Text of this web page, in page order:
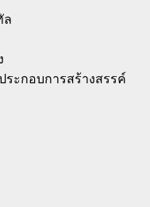
ล
ระกอบการสร้างสรรค์